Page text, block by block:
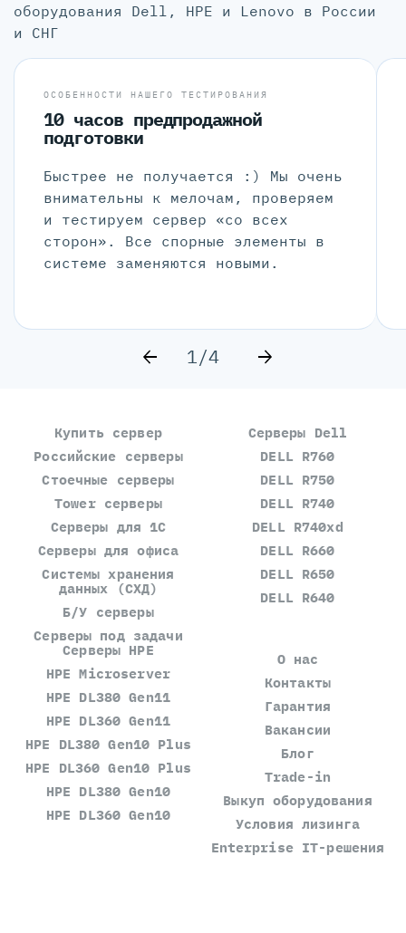
оборудования Dell, HPE и Lenovo в России
и СНГ
ОСОБЕННОСТИ НАШЕГО ТЕСТИРОВАНИЯ
10 часов предпродажной
подготовки
Быстрее не получается :) Мы очень
внимательны к мелочам, проверяем
и тестируем сервер «со всех
сторон». Все спорные элементы в
системе заменяются новыми.
1/4
Купить сервер
Российские серверы
Стоечные серверы
Tower серверы
Серверы для 1С
Серверы для офиса
Системы хранения
данных (СХД)
Б/У серверы
Серверы под задачи
Серверы Dell
DELL R760
DELL R750
DELL R740
DELL R740xd
DELL R660
DELL R650
DELL R640
Серверы HPE
HPE Microserver
HPE DL380 Gen11
HPE DL360 Gen11
HPE DL380 Gen10 Plus
HPE DL360 Gen10 Plus
HPE DL380 Gen10
HPE DL360 Gen10
О нас
Контакты
Гарантия
Вакансии
Блог
Trade-in
Выкуп оборудования
Условия лизинга
Enterprise IT-решения